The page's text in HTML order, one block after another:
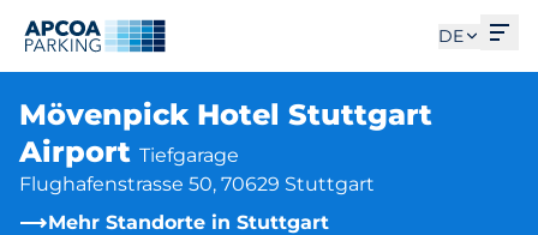
DE
Mövenpick Hotel Stuttgart
Airport Tiefgarage
Flughafenstrasse 50, 70629 Stuttgart
Mehr Standorte in Stuttgart